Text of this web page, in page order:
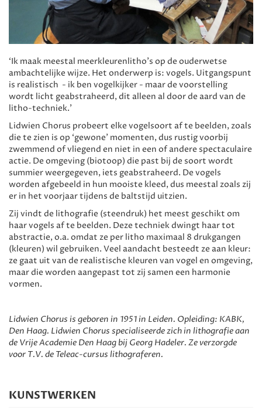
‘Ik maak meestal meerkleurenlitho’s op de ouderwetse
ambachtelijke wijze. Het onderwerp is: vogels. Uitgangspunt
is realistisch - ik ben vogelkijker - maar de voorstelling
wordt licht geabstraheerd, dit alleen al door de aard van de
litho-techniek.’
Lidwien Chorus probeert elke vogelsoort af te beelden, zoals
die te zien is op ‘gewone’ momenten, dus rustig voorbij
zwemmend of vliegend en niet in een of andere spectaculaire
actie. De omgeving (biotoop) die past bij de soort wordt
summier weergegeven, iets geabstraheerd. De vogels
worden afgebeeld in hun mooiste kleed, dus meestal zoals zij
er in het voorjaar tijdens de baltstijd uitzien.
Zij vindt de lithografie (steendruk) het meest geschikt om
haar vogels af te beelden. Deze techniek dwingt haar tot
abstractie, o.a. omdat ze per litho maximaal 8 drukgangen
(kleuren) wil gebruiken. Veel aandacht besteedt ze aan kleur:
ze gaat uit van de realistische kleuren van vogel en omgeving,
maar die worden aangepast tot zij samen een harmonie
vormen.
Lidwien Chorus is geboren in 1951 in Leiden. Opleiding: KABK,
Den Haag. Lidwien Chorus specialiseerde zich in lithografie aan
de Vrije Academie Den Haag bij Georg Hadeler. Ze verzorgde
voor T.V. de Teleac-cursus lithograferen.
KUNSTWERKEN